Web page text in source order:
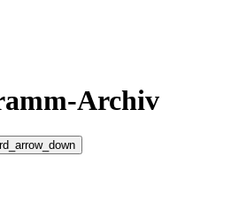
Archiv